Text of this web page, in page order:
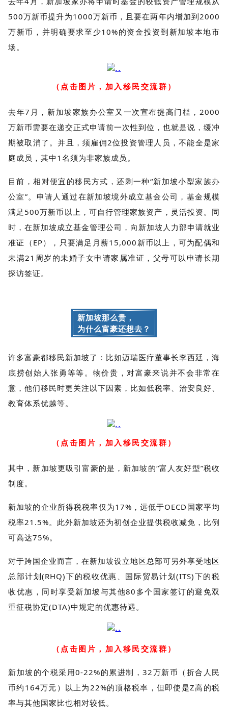
500万新币提升为1000万新币，且要在两年内增加到2000
万新币，并明确要求至少10%的资金投资到新加坡本地市
场。
（点击图片，加入移民交流群）
去年7月，新加坡家族办公室又一次宣布提高门槛，2000
万新币需要在递交正式申请前一次性到位，也就是说，缓冲
期被取消了。并且，须雇佣2位投资管理人员，不能全是家
庭成员，其中1名须为非家族成员。
目前，相对便宜的移民方式，还剩一种“新加坡小型家族办
公室”。申请人通过在新加坡境外成立基金公司，基金规模
满足500万新币以上，可自行管理家族资产，灵活投资。同
时，在新加坡成立基金管理公司，向新加坡人力部申请就业
准证（EP），只要满足月薪15,000新币以上，可为配偶和
未满21周岁的未婚子女申请家属准证，父母可以申请长期
探访签证。
新加坡那么贵，
为什么富豪还想去？
许多富豪都移民新加坡了：比如迈瑞医疗董事长李西廷，海
底捞创始人张勇等等。物价贵，对富豪来说并不会非常在
意，他们移民时更关注以下因素，比如低税率、治安良好、
教育体系优越等。
（点击图片，加入移民交流群）
其中，新加坡更吸引富豪的是，新加坡的“富人友好型”税收
制度。
新加坡的企业所得税税率仅为17%，远低于OECD国家平均
税率21.5%。此外新加坡还为初创企业提供税收减免，比例
可高达75%。
对于跨国企业而言，在新加坡设立地区总部可另外享受地区
总部计划(RHQ)下的税收优惠、国际贸易计划(ITS)下的税
收优惠，同时享受新加坡与其他80多个国家签订的避免双
重征税协定(DTA)中规定的优惠待遇。
（点击图片，加入移民交流群）
新加坡的个税采用0-22%的累进制，32万新币（折合人民
币约164万元）以上为22%的顶格税率，但即使是Z高的税
率与其他国家比也相对较低。